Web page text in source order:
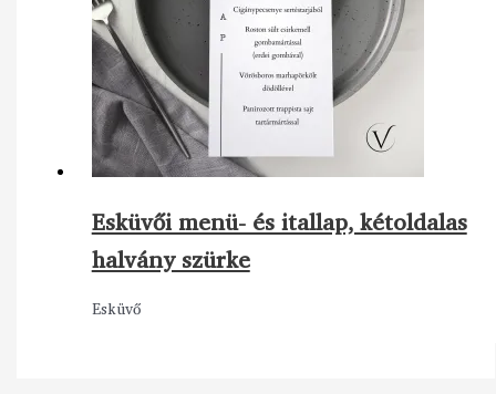
Esküvői menü- és itallap, kétoldalas
halvány szürke
Esküvő